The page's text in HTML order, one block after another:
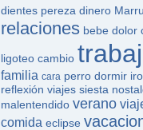
dientes pereza dinero
relaciones bebe dolor
ligoteo cambio
familia cara perro dormir
reflexión viajes siesta
malentendido verano
comida eclipse